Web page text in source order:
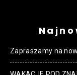
Zapraszamy na